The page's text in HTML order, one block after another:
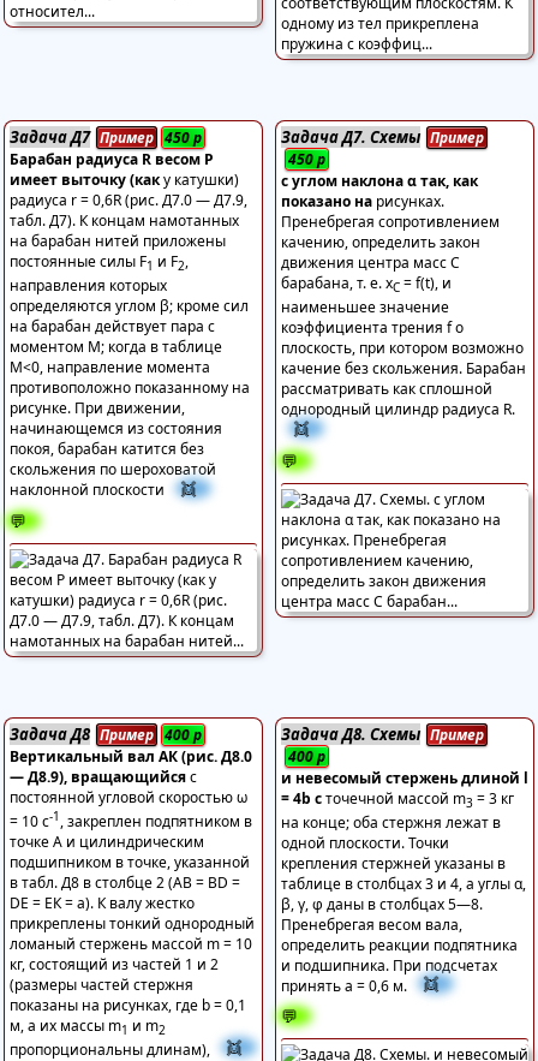
Задача Д7 Пример 450р
Барабан радиуса R весом P
имеет выточку (каку катушки)
радиуса r = 0,6R (рис. Д7.0 — Д7.9,
табл. Д7). К концам намотанных
на барабан нитей приложены
постоянные силы F1 и F2,
направления которых
определяются углом β; кроме сил
на барабан действует пара с
моментом М; когда в таблице
М<0, направление момента
противоположно показанному на
рисунке. При движении,
начинающемся из состояния
покоя, барабан катится без
скольжения по шероховатой
наклонной плоскости
👯
💬
Задача Д7. Схемы Пример
450р
с углом наклона α так, как
показано на рисунках.
Пренебрегая сопротивлением
качению, определить закон
движения центра масс С
барабана, т. е. xC = f(t), и
наименьшее значение
коэффициента трения f о
плоскость, при котором возможно
качение без скольжения. Барабан
рассматривать как сплошной
однородный цилиндр радиуса R.
👯
💬
Задача Д8 Пример 400р
Вертикальный вал АК (рис. Д8.0
— Д8.9), вращающийсяс
постоянной угловой скоростью ω
= 10 с-1 , закреплен подпятником в
точке A и цилиндрическим
подшипником в точке, указанной
в табл. Д8 в столбце 2 (АВ = BD =
DE = ЕК = a). К валу жестко
прикреплены тонкий однородный
ломаный стержень массой m = 10
кг, состоящий из частей 1 и 2
(размеры частей стержня
показаны на рисунках, где b = 0,1
м, а их массы m1 и m2
пропорциональны длинам),
👯
Задача Д8. Схемы Пример
400р
и невесомый стержень длиной l
= 4b сточечной массой m3 = 3 кг
на конце; оба стержня лежат в
одной плоскости. Точки
крепления стержней указаны в
таблице в столбцах 3 и 4, а углы α,
β, γ, φ даны в столбцах 5—8.
Пренебрегая весом вала,
определить реакции подпятника
и подшипника. При подсчетах
принять а = 0,6 м.
👯
💬